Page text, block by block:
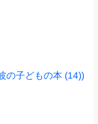
の子どもの本 (14))